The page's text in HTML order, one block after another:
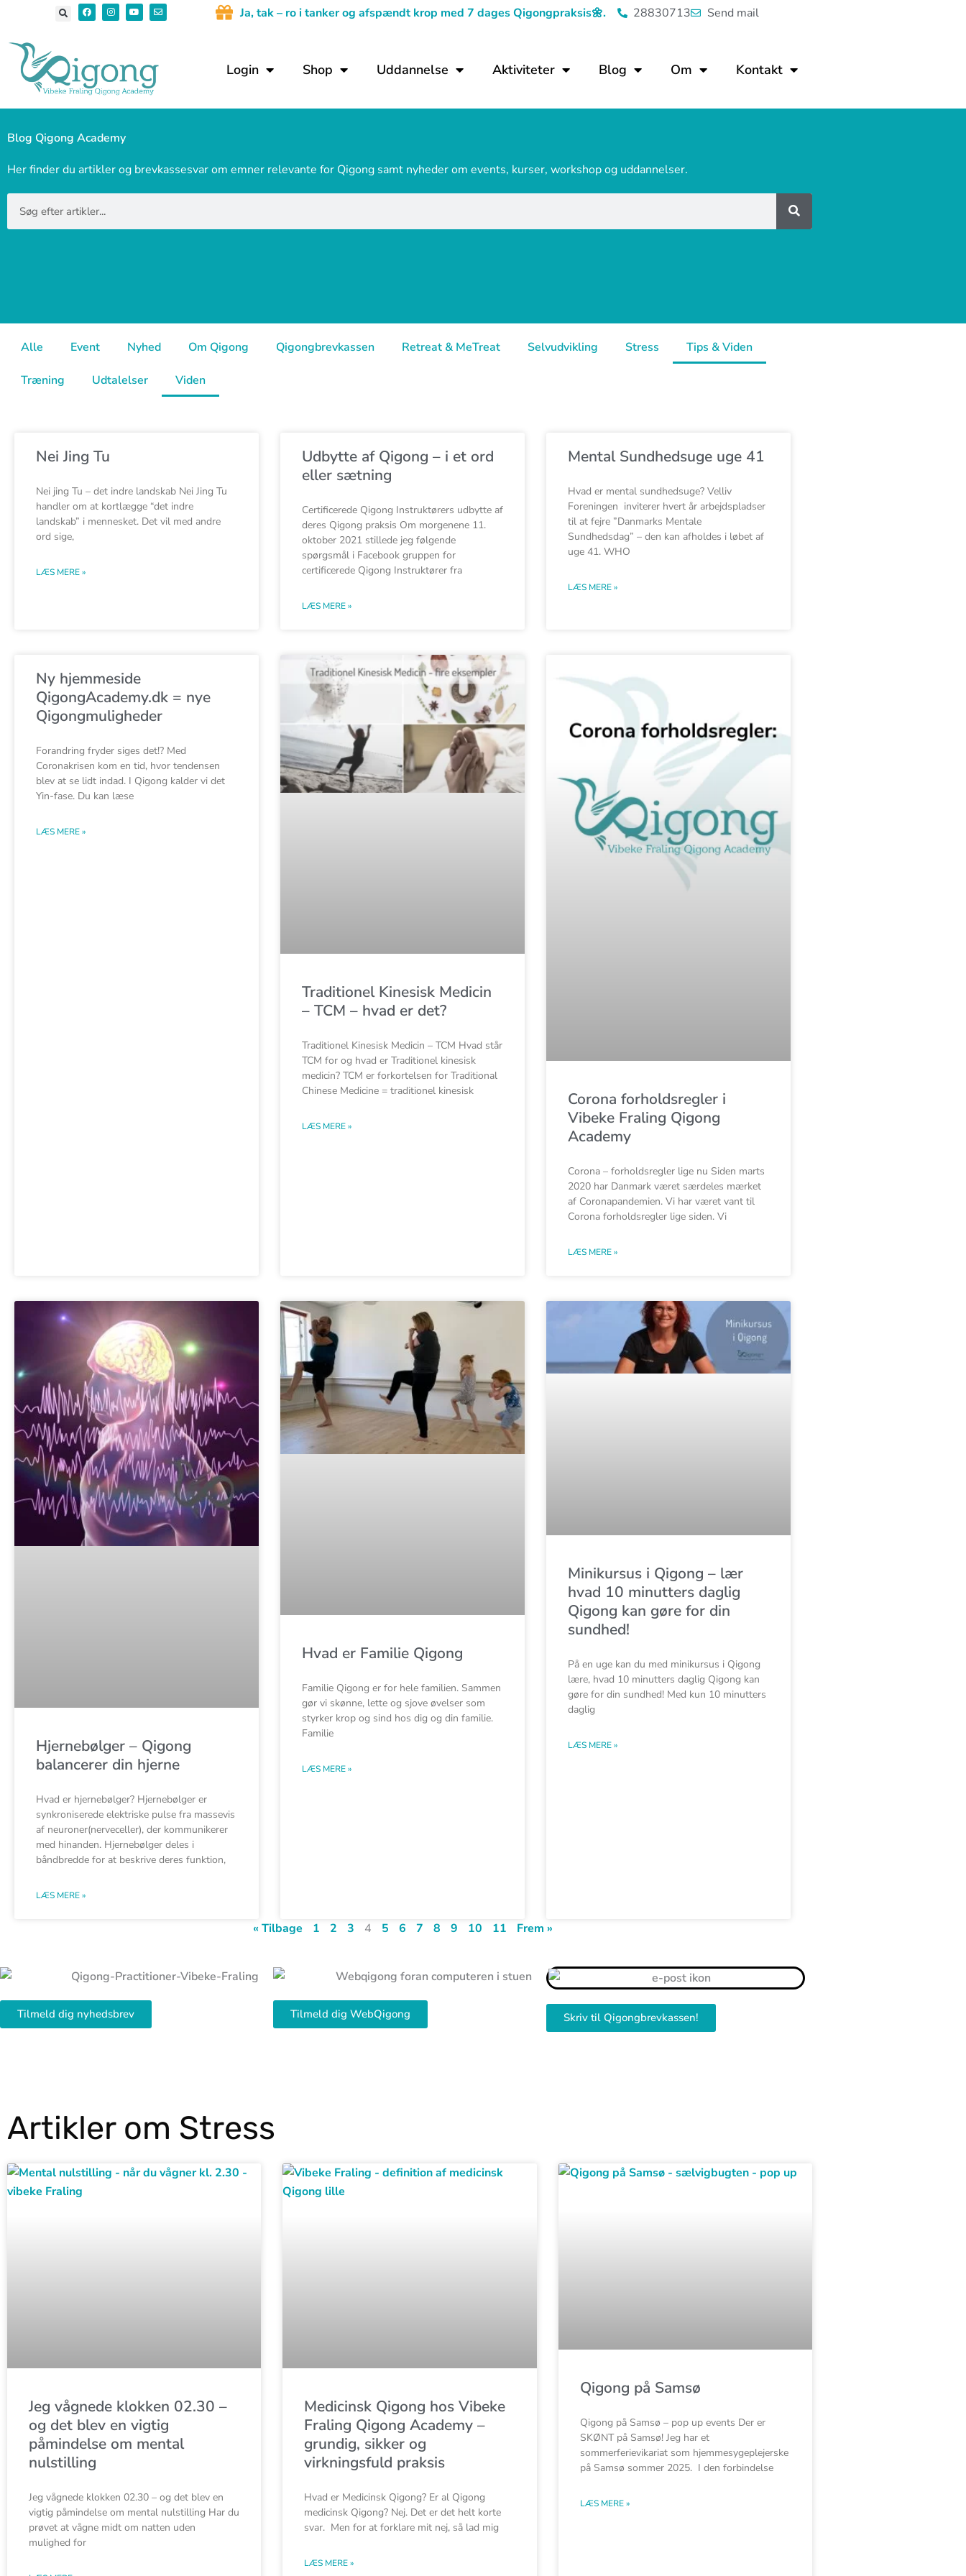
indholdet
F
a
c
k
I
n
s
a
m
Y
o
u
E
n
v
e
Ja, tak – ro i tanker og afspændt krop med 7 dages Qigongpraksis🌼. 28830713 Send mail
Login Shop Uddannelse Aktiviteter Blog Om Kontakt
Blog Qigong Academy
Her finder du artikler og brevkassesvar om emner relevante for Qigong samt nyheder om events, kurser, workshop og uddannelser.
Alle Event Nyhed Om Qigong Qigongbrevkassen Retreat & MeTreat Selvudvikling Stress Tips & Viden
Træning Udtalelser Viden
Nei Jing Tu
Nei jing Tu – det indre landskab Nei Jing Tu
handler om at kortlægge “det indre
landskab” i mennesket. Det vil med andre
ord sige,
LÆS MERE »
Udbytte af Qigong – i et ord
eller sætning
Certificerede Qigong Instruktørers udbytte af
deres Qigong praksis Om morgenene 11.
oktober 2021 stillede jeg følgende
spørgsmål i Facebook gruppen for
certificerede Qigong Instruktører fra
LÆS MERE »
Mental Sundhedsuge uge 41
Hvad er mental sundhedsuge? Velliv
Foreningen inviterer hvert år arbejdspladser
til at fejre ”Danmarks Mentale
Sundhedsdag” – den kan afholdes i løbet af
uge 41. WHO
LÆS MERE »
Ny hjemmeside
QigongAcademy.dk = nye
Qigongmuligheder
Forandring fryder siges det!? Med
Coronakrisen kom en tid, hvor tendensen
blev at se lidt indad. I Qigong kalder vi det
Yin-fase. Du kan læse
LÆS MERE »
Traditionel Kinesisk Medicin
– TCM – hvad er det?
Traditionel Kinesisk Medicin – TCM Hvad står
TCM for og hvad er Traditionel kinesisk
medicin? TCM er forkortelsen for Traditional
Chinese Medicine = traditionel kinesisk
LÆS MERE »
Corona forholdsregler i
Vibeke Fraling Qigong
Academy
Corona – forholdsregler lige nu Siden marts
2020 har Danmark været særdeles mærket
af Coronapandemien. Vi har været vant til
Corona forholdsregler lige siden. Vi
LÆS MERE »
Hjernebølger – Qigong
balancerer din hjerne
Hvad er hjernebølger? Hjernebølger er
synkroniserede elektriske pulse fra massevis
af neuroner(nerveceller), der kommunikerer
med hinanden. Hjernebølger deles i
båndbredde for at beskrive deres funktion,
LÆS MERE »
Hvad er Familie Qigong
Familie Qigong er for hele familien. Sammen
gør vi skønne, lette og sjove øvelser som
styrker krop og sind hos dig og din familie.
Familie
LÆS MERE »
Minikursus i Qigong – lær
hvad 10 minutters daglig
Qigong kan gøre for din
sundhed!
På en uge kan du med minikursus i Qigong
lære, hvad 10 minutters daglig Qigong kan
gøre for din sundhed! Med kun 10 minutters
daglig
LÆS MERE »
« Tilbage 1 2 3 4 5 6 7 8 9 10 11 Frem »
Tilmeld dig nyhedsbrev Tilmeld dig WebQigong Skriv til Qigongbrevkassen!
Artikler om Stress
Jeg vågnede klokken 02.30 –
og det blev en vigtig
påmindelse om mental
nulstilling
Jeg vågnede klokken 02.30 – og det blev en
vigtig påmindelse om mental nulstilling Har du
prøvet at vågne midt om natten uden
mulighed for
Medicinsk Qigong hos Vibeke
Fraling Qigong Academy –
grundig, sikker og
virkningsfuld praksis
Hvad er Medicinsk Qigong? Er al Qigong
medicinsk Qigong? Nej. Det er det helt korte
svar. Men for at forklare mit nej, så lad mig
LÆS MERE »
Qigong på Samsø
Qigong på Samsø – pop up events Der er
SKØNT på Samsø! Jeg har et
sommerferievikariat som hjemmesygeplejerske
på Samsø sommer 2025. I den forbindelse
LÆS MERE »